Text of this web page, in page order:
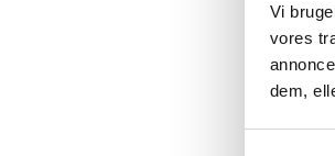
Vi
vores
dem,